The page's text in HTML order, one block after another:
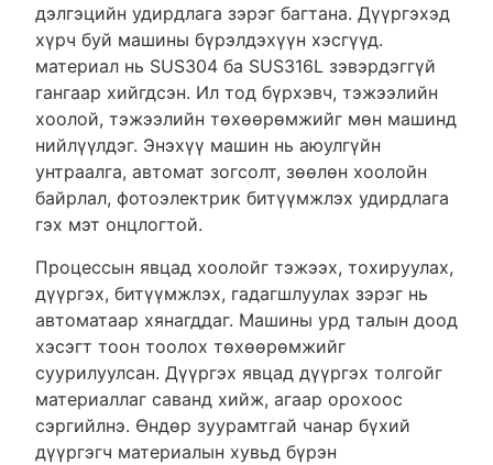
дэлгэцийн удирдлага зэрэг багтана. Дүүргэхэд
хүрч буй машины бүрэлдэхүүн хэсгүүд.
материал нь SUS304 ба SUS316L зэвэрдэггүй
гангаар хийгдсэн. Ил тод бүрхэвч, тэжээлийн
хоолой, тэжээлийн төхөөрөмжийг мөн машинд
нийлүүлдэг. Энэхүү машин нь аюулгүйн
унтраалга, автомат зогсолт, зөөлөн хоолойн
байрлал, фотоэлектрик битүүмжлэх удирдлага
гэх мэт онцлогтой.
Процессын явцад хоолойг тэжээх, тохируулах,
дүүргэх, битүүмжлэх, гадагшлуулах зэрэг нь
автоматаар хянагддаг. Машины урд талын доод
хэсэгт тоон тоолох төхөөрөмжийг
суурилуулсан. Дүүргэх явцад дүүргэх толгойг
материаллаг саванд хийж, агаар орохоос
сэргийлнэ. Өндөр зуурамтгай чанар бүхий
дүүргэгч материалын хувьд бүрэн